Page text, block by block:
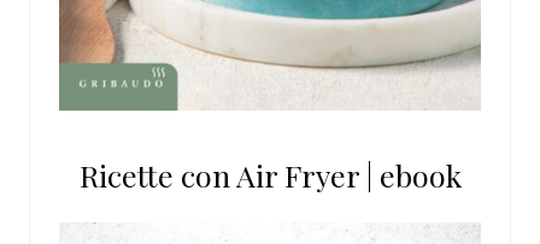
Ricette con Air Fryer | ebook